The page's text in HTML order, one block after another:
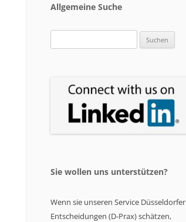
Allgemeine Suche
nach:
Sie wollen uns unterstützen?
Wenn sie unseren Service Düsseldorfer
Entscheidungen (D-Prax) schätzen,